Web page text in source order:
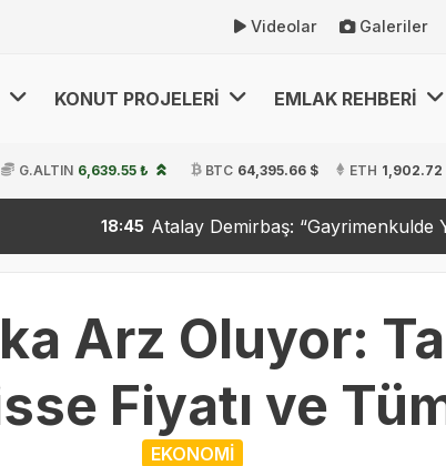
Videolar Galeriler
KONUT PROJELERİ EMLAK REHBERİ
G.ALTIN 6,639.55 ₺ BTC 64,395.66 $ ETH 1,902.72
Atalay Demirbaş: “Gayrimenkulde Yeni Dönemi
Arz Oluyor:
Fiyatı ve
EKONOMİ